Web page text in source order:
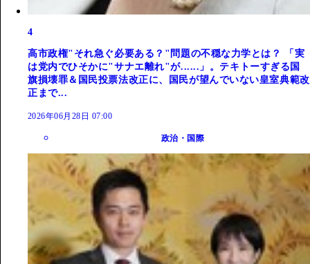
4
高市政権"それ急ぐ必要ある？"問題の不穏な力学とは？ 「実
は党内でひそかに"サナエ離れ"が......」。テキトーすぎる国
旗損壊罪＆国民投票法改正に、国民が望んでいない皇室典範改
正まで...
2026年06月28日 07:00
政治・国際